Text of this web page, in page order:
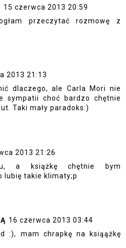
15 czerwca 2013 20:59
przeczytać rozmowę z
2013 21:13
dlaczego, ale Carla Mori nie
sympatii choć bardzo chętnie
Taki mały paradoks:)
2013 21:26
a książkę chętnie bym
lubię takie klimaty;p
16 czerwca 2013 03:44
:), mam chrapkę na ksiąążkę